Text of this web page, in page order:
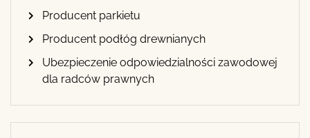
Producent parkietu
Producent podłóg drewnianych
Ubezpieczenie odpowiedzialności zawodowej
dla radców prawnych